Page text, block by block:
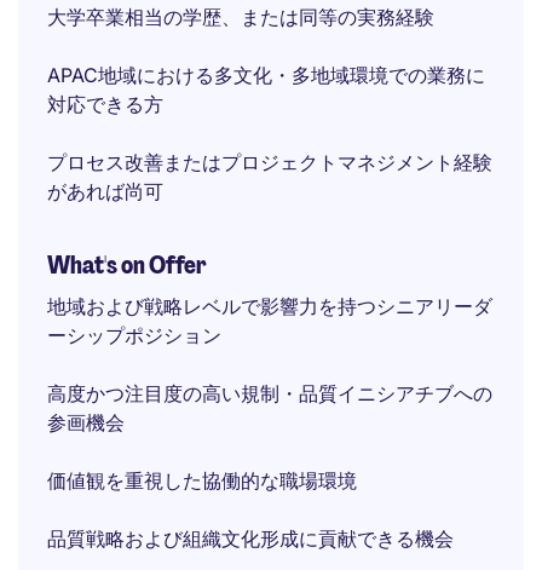
大学卒業相当の学歴、または同等の実務経験
APAC地域における多文化・多地域環境での業務に
対応できる方
プロセス改善またはプロジェクトマネジメント経験
があれば尚可
What's on Offer
地域および戦略レベルで影響力を持つシニアリーダ
ーシップポジション
高度かつ注目度の高い規制・品質イニシアチブへの
参画機会
価値観を重視した協働的な職場環境
品質戦略および組織文化形成に貢献できる機会